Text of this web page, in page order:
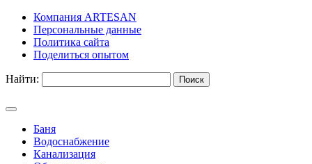
Компания ARTESAN
Персональные данные
Политика сайта
Поделиться опытом
Найти:
Баня
Водоснабжение
Канализация